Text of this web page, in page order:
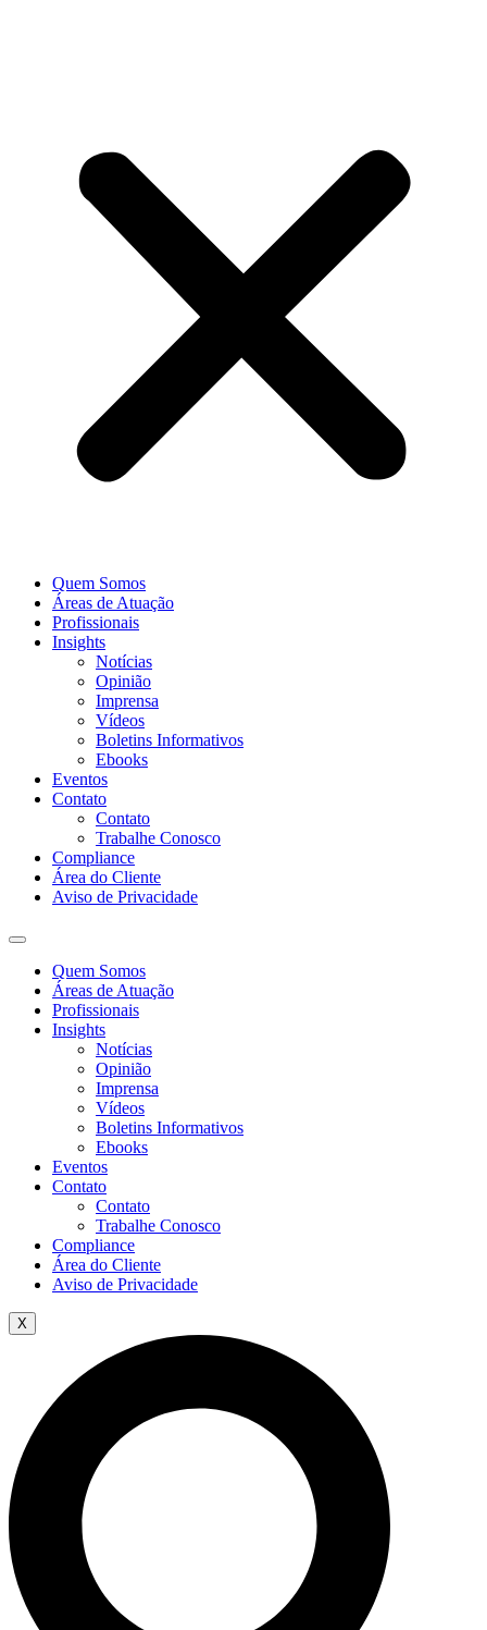
Quem Somos
Áreas de Atuação
Profissionais
Insights
Notícias
Opinião
Imprensa
Vídeos
Boletins Informativos
Ebooks
Eventos
Contato
Contato
Trabalhe Conosco
Compliance
Área do Cliente
Aviso de Privacidade
Quem Somos
Áreas de Atuação
Profissionais
Insights
Notícias
Opinião
Imprensa
Vídeos
Boletins Informativos
Ebooks
Eventos
Contato
Contato
Trabalhe Conosco
Compliance
Área do Cliente
Aviso de Privacidade
X